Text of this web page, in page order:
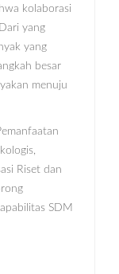
kolaborasi
yang
yang
besar
menuju
Riset dan
SDM